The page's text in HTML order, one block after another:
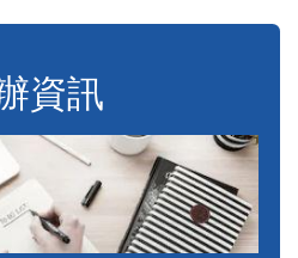
資訊